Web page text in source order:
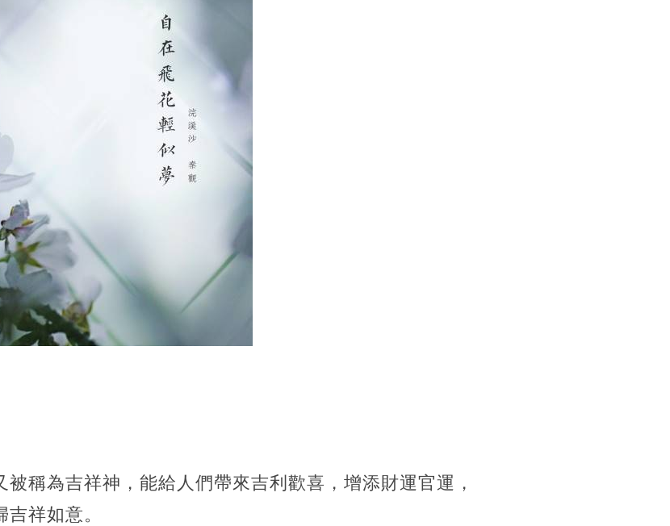
稱為吉祥神，能給人們帶來吉利歡喜，增添財運官運，
祥如意。